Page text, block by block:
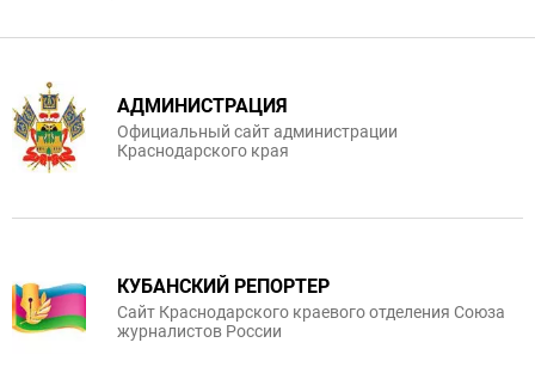
АДМИНИСТРАЦИЯ
Официальный сайт администрации
Краснодарского края
КУБАНСКИЙ РЕПОРТЕР
Сайт Краснодарского краевого отделения Союза
журналистов России